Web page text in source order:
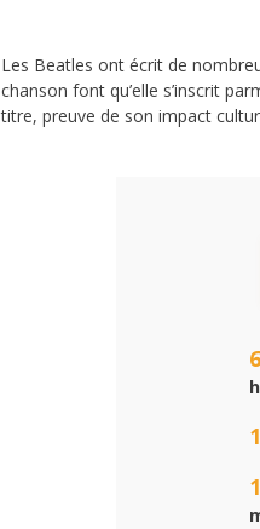
Les Beatles ont écrit de
chanson font qu’elle s’inscrit
titre, preuve de son impact